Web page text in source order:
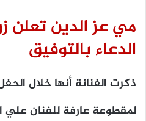
مي عز الدين تعلن
الدعاء بالتوفيق
ذكرت الفنانة أنها خلال
لمقطوعة عارفة للفنان علي